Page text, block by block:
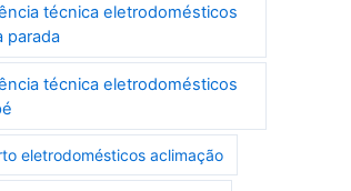
técnica eletrodomésticos
parada
técnica eletrodomésticos
eletrodomésticos aclimação